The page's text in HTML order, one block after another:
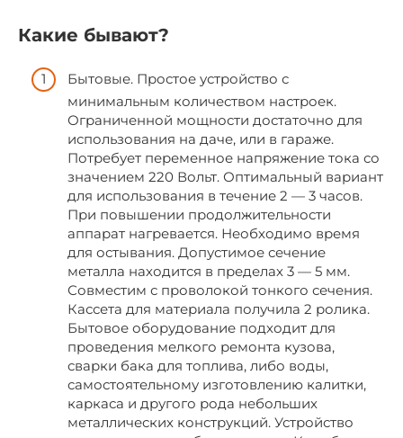
Какие бывают?
Бытовые. Простое устройство с
минимальным количеством настроек.
Ограниченной мощности достаточно для
использования на даче, или в гараже.
Потребует переменное напряжение тока со
значением 220 Вольт. Оптимальный вариант
для использования в течение 2 — 3 часов.
При повышении продолжительности
аппарат нагревается. Необходимо время
для остывания. Допустимое сечение
металла находится в пределах 3 — 5 мм.
Совместим с проволокой тонкого сечения.
Кассета для материала получила 2 ролика.
Бытовое оборудование подходит для
проведения мелкого ремонта кузова,
сварки бака для топлива, либо воды,
самостоятельному изготовлению калитки,
каркаса и другого рода небольших
металлических конструкций. Устройство